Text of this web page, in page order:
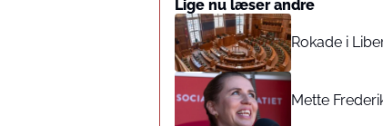
Lige nu læser andre
Rokade i
Mette